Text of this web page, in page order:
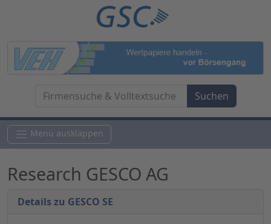
Menü ausklappen
Research GESCO AG
Details zu GESCO SE